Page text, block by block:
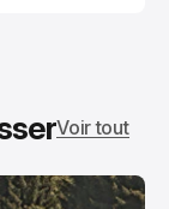
Voir tout